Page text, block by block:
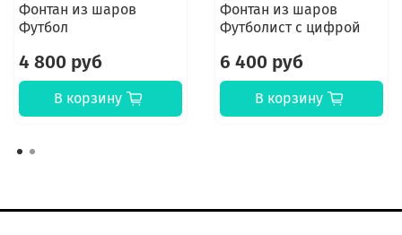
Фонтан из шаров
Футбол
4 800 руб
В корзину
Фонтан из шаров
Футболист с цифрой
6 400 руб
В корзину